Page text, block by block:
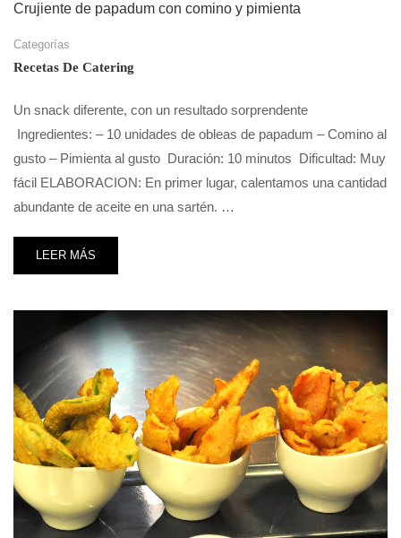
Crujiente de papadum con comino y pimienta
Categorías
Recetas De Catering
Un snack diferente, con un resultado sorprendente
Ingredientes: – 10 unidades de obleas de papadum – Comino al
gusto – Pimienta al gusto Duración: 10 minutos Dificultad: Muy
fácil ELABORACION: En primer lugar, calentamos una cantidad
abundante de aceite en una sartén. …
LEER MÁS